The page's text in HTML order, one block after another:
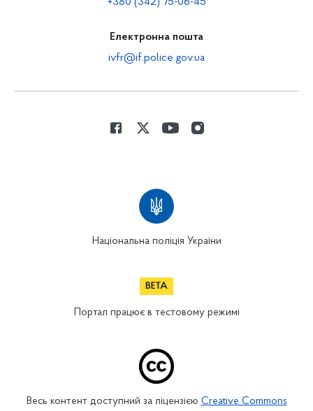
Електронна пошта
ivfr@if.police.gov.ua
Національна поліція України
Портал працює в тестовому режимі
Весь контент доступний за ліцензією Creative Commons